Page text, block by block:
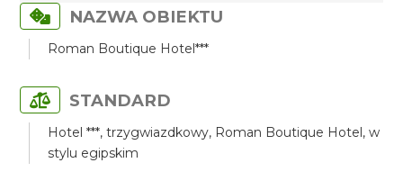
NAZWA OBIEKTU
Roman Boutique Hotel***
STANDARD
Hotel ***, trzygwiazdkowy, Roman Boutique Hotel, w
stylu egipskim